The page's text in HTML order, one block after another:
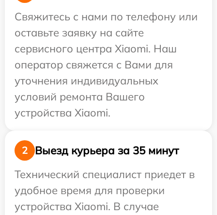
Свяжитесь с нами по телефону или
оставьте заявку на сайте
сервисного центра Xiaomi. Наш
оператор свяжется с Вами для
уточнения индивидуальных
условий ремонта Вашего
устройства Xiaomi.
2
Выезд курьера за 35 минут
Технический специалист приедет в
удобное время для проверки
устройства Xiaomi. В случае